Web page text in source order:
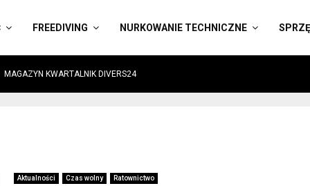
FREEDIVING NURKOWANIE TECHNICZNE
MAGAZYN KWARTALNIK DIVERS24
Aktualności Czas wolny Ratownictwo